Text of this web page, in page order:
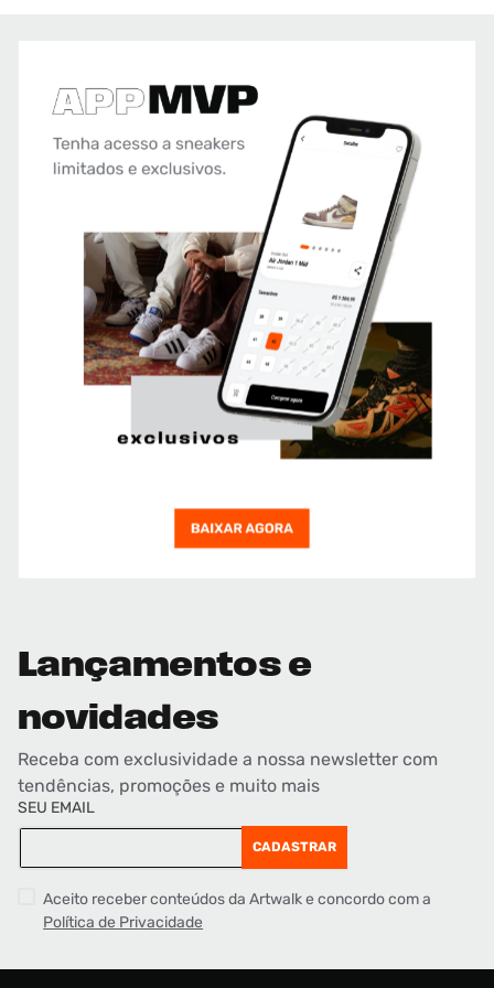
Lançamentos e
novidades
Receba com exclusividade a nossa newsletter com
tendências, promoções e muito mais
SEU EMAIL
CADASTRAR
Aceito receber conteúdos da Artwalk e concordo com a
Política de Privacidade